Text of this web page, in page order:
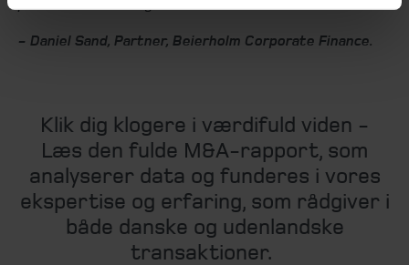
- Daniel Sand, Partner, Beierholm Corporate Finance.
Klik dig klogere i værdifuld viden -
Læs den fulde M&A-rapport, som
analyserer data og funderes i vores
ekspertise og erfaring, som rådgiver i
både danske og udenlandske
transaktioner.